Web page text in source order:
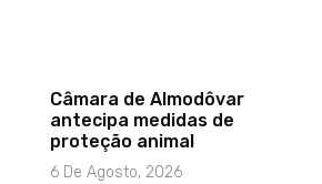
Câmara de Almodôvar
antecipa medidas de
proteção animal
6 De Agosto, 2026